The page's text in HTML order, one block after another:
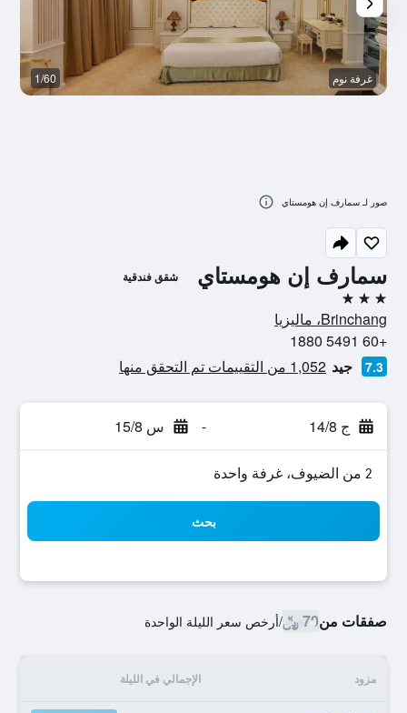
سمارف إن هومستاي شقق فندقية
3 نجوم
Brinchang، ماليزيا
+60 5491 1880
7.3 جيد 1,052 من التقييمات تم التحقق منها
ج 14/8 - س 15/8
2 من الضيوف، غرفة واحدة
بحث
صفقات من70 ﷼ /أرخص سعر الليلة الواحدة
مزود الإجمالي في الليلة
غرفة نوم 1/60
صور لـ سمارف إن هومستاي